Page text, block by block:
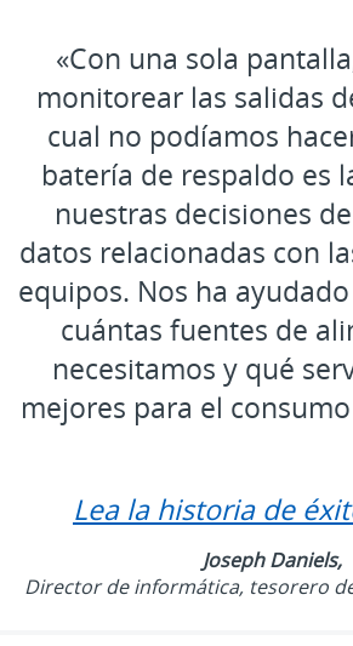
«Con una sola
monitorear las salidas
cual no podíamos
batería de respaldo es
nuestras decisiones
datos relacionadas con
equipos. Nos ha
cuántas fuentes de
necesitamos y qué
mejores para el
Lea la historia de
Joseph Daniels,
Director de informática, tesorero